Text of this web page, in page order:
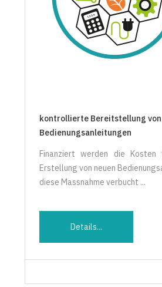
kontrollierte Bereitstellung von
Bedienungsanleitungen
Finanziert werden die
Erstellung von neuen
diese Massnahme verbucht ...
Details...